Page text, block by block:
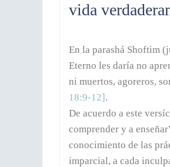
vida
En la parashá Shoftim
Eterno les daría no
ni muertos, agoreros,
18:9-12].
De acuerdo a este
comprender y a
conocimiento de las
imparcial, a cada